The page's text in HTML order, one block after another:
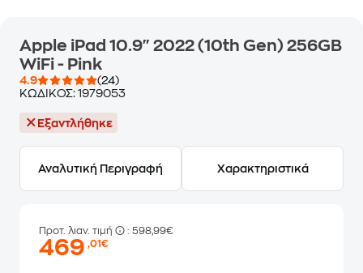
Apple iPad 10.9" 2022 (10th Gen) 256GB
WiFi - Pink
4.9
(24)
ΚΩΔΙΚΟΣ: 1979053
Εξαντλήθηκε
Αναλυτική Περιγραφή Χαρακτηριστικά
Προτ. λιαν. τιμή : 598,99€
469,01€